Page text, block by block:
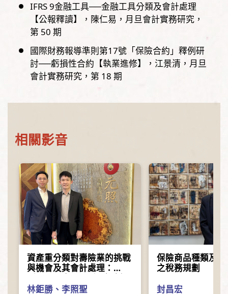
IFRS 9金融工具──金融工具分類及會計處理
【公報釋讀】
陳仁易
月旦會計實務研究，
第 50 期
國際財務報導準則第17號「保險合約」釋例研
討──虧損性合約【執業進修】
江景清
月旦
會計實務研究， 第 18 期
相關影音
資產重分類對壽險業的挑戰
與機會及其會計處理：
析
林鉅勝 、 李照聖
保險商品種類及
之稅務規劃
封昌宏